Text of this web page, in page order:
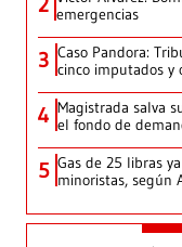
emergencias
3 Caso Pandora:
cinco imputados y
4 Magistrada salva
el fondo de
5 Gas de 25 libras
minoristas, según